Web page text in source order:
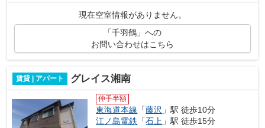
のマンションです。健康な体は新鮮な空...
現在空室情報がありません。
「千羽鶴」への
お問い合わせはこちら
賃貸 | アパート グレイス湘南
仲手半額
東海道本線 「藤沢 」駅 徒歩10分
江ノ島電鉄 「石上 」駅 徒歩15分